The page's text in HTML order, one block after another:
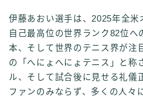
伊藤あおい選手は、2025年全米
自己最高位の世界ランク82位へ
本、そして世界のテニス界が注
の「へにょへにょテニス」と称
ル、そして試合後に見せる礼儀
ファンのみならず、多くの人々